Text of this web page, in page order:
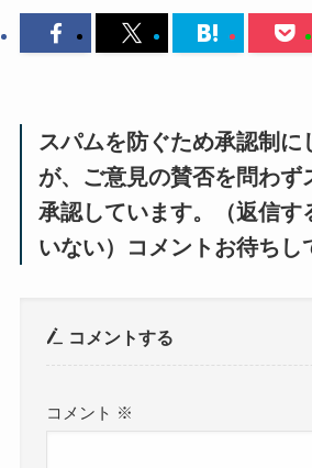
スパムを防ぐため承認制に
が、ご意見の賛否を問わず
承認しています。（返信す
いない）コメントお待ちし
コメントする
コメント ※